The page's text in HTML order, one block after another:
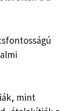
mint